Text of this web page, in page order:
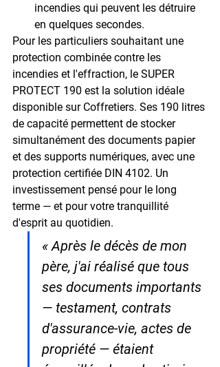
incendies qui peuvent les détruire
en quelques secondes.
Pour les particuliers souhaitant une
protection combinée contre les
incendies et l'effraction, le SUPER
PROTECT 190 est la solution idéale
disponible sur Coffretiers. Ses 190 litres
de capacité permettent de stocker
simultanément des documents papier
et des supports numériques, avec une
protection certifiée DIN 4102. Un
investissement pensé pour le long
terme — et pour votre tranquillité
d'esprit au quotidien.
« Après le décès de mon
père, j'ai réalisé que tous
ses documents importants
— testament, contrats
d'assurance-vie, actes de
propriété — étaient